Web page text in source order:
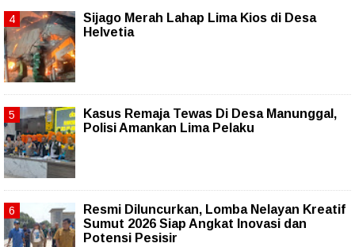
Sijago Merah Lahap Lima Kios di Desa
Helvetia
Kasus Remaja Tewas Di Desa Manunggal,
Polisi Amankan Lima Pelaku
Resmi Diluncurkan, Lomba Nelayan Kreatif
Sumut 2026 Siap Angkat Inovasi dan
Potensi Pesisir